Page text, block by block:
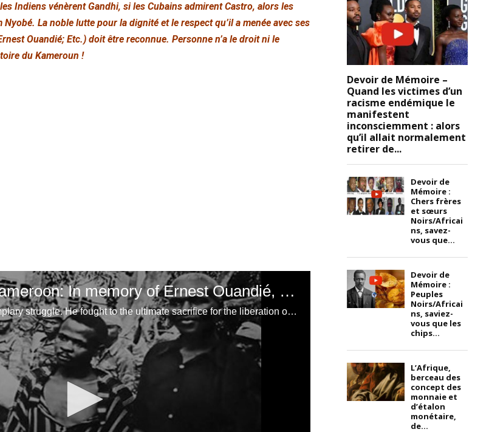
Indiens vénèrent Gandhi, si les Cubains admirent Castro, alors les
La noble lutte pour la dignité et le respect qu’il a menée avec ses
Ouandié; Etc.) doit être reconnue. Personne n’a le droit ni le
du Kameroun !
Duty of Memory - Kameroon: In memory of Ernest Ouandié, born in 1924 and died on January 15, 1971 (No one has the right to erase a page from the history of a people, for a people without history is like a world without a soul); « Ernest Ouandié, the last charismatic Cameroonian revolutionary against the dominant colonialism of the 1960s, was executed on January 15, 1971 by France; Ernest Ouandié evokes the death of Félix Moumié, then vice-president of the UPC, during an interview on RTS radio, on November 3, 1960 in Geneva, Switzerland, alongside Moumié's widow »
Ernest Ouandié waged an exemplary struggle. He fought to the ultimate sacrifice for the liberation of Kameroon and the freedom of the Kameroonian people. For his heroic struggle, he deserves all our tributes! Long live Kameroon! Long live the national hero Ernest Ouandié! Long live the Kameroonian people! Dear Black/African/Kameroonian brothers and sisters, never forget the date of September 13, 1958, the day of the meeting between Lamberton and Um Nyobé; look at the photo below; it illustrates one of the darkest pages in the history of Kameroon. It shows, for the first time, in the foreground, in shorts, in Zopac, in the Sanaga-Maritime region, on September 13, 1958, the infamous Colonel Lamberton, known for his phrase: « Kameroon is marching towards independence with a stone in its shoe, the Bamileke (...) ». At his feet lies the body of Ruben Um Nyobé, symbol and hero of the nationalist struggle, shot without warning and in the back that day in the Boumyebel forest. Lamberton ended his military career with the rank of Major General, a way for France to reward him. For us, the best way to honor Um Nyobé is to celebrate his bravery and perpetuate his ideals. He deserves to be recognized as a legitimate and rightful national hero. If the Chinese are proud of Mao, if the Indians revere Gandhi, if the Cubans admire Castro, then Kameroonians should celebrate Um Nyobé. The noble struggle for dignity and respect that he waged with his comrades (Félix Roland Moumié, Ernest Ouandié; Etc.) must be acknowledged. No one has the right or the power to erase the traces of Kameroon's history!
Devoir de Mémoire –
Quand les victimes d’un
racisme endémique le
manifestent
inconsciemment : alors
qu’il allait normalement
retirer de...
Devoir de
Mémoire :
Chers frères
et sœurs
Noirs/Africai
ns, savez-
vous que...
Devoir de
Mémoire :
Peuples
Noirs/Africai
ns, saviez-
vous que les
chips...
L’Afrique,
berceau des
concept des
monnaie et
d’étalon
monétaire,
de...